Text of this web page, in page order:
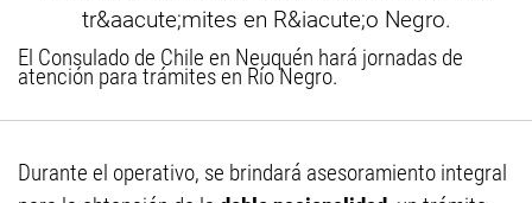
El Consulado de Chile en Neuquén hará jornadas de
atención para trámites en Río Negro.
Durante el operativo, se brindará asesoramiento integral